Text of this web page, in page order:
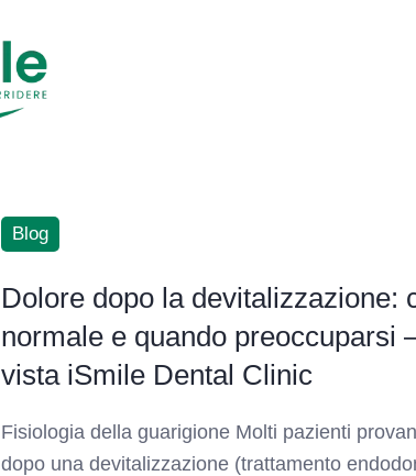
Blog
Dolore dopo la devitalizzazione:
normale e quando preoccuparsi
vista iSmile Dental Clinic
Fisiologia della guarigione Molti pazienti
dopo una devitalizzazione (trattamento